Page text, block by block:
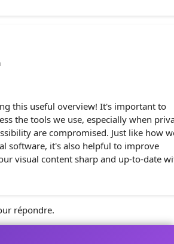
this useful overview! It's important to
the tools we use, especially when
are compromised. Just like how
software, it's also helpful to improve
visual content sharp and up-to-date
répondre.